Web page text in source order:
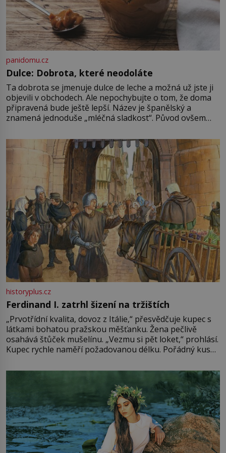
panidomu.cz
Dulce: Dobrota, které neodoláte
Ta dobrota se jmenuje dulce de leche a možná už jste ji
objevili v obchodech. Ale nepochybujte o tom, že doma
připravená bude ještě lepší. Název je španělský a
znamená jednoduše „mléčná sladkost“. Původ ovšem
pře hned několik latinskoamerických zemí a k tomu
Francie, kde se traduje,
historyplus.cz
Ferdinand I. zatrhl šizení na tržištích
„Prvotřídní kvalita, dovoz z Itálie,“ přesvědčuje kupec s
látkami bohatou pražskou měšťanku. Žena pečlivě
osahává štůček mušelínu. „Vezmu si pět loket,“ prohlásí.
Kupec rychle naměří požadovanou délku. Pořádný kus
milostpaní. Stačí jenom na sukni,“ zhodnotí švadlena
množství růžového mušelínu. „Ošidili vás, podívejte.“